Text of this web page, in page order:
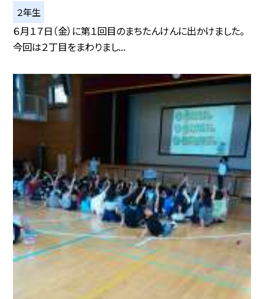
２年生
６月１７日（金）に第１回目のまちたんけんに出かけました。
今回は２丁目をまわりまし...